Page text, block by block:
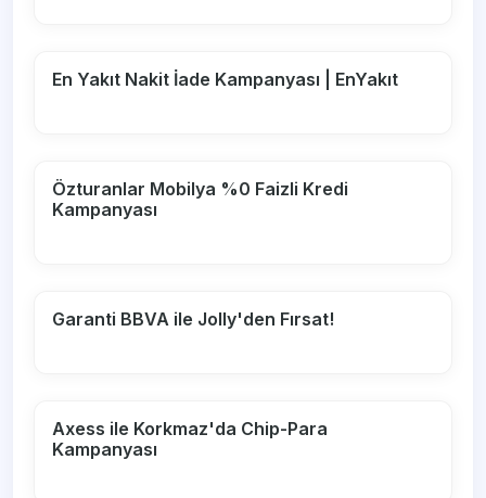
En Yakıt Nakit İade Kampanyası | EnYakıt
Özturanlar Mobilya %0 Faizli Kredi
Kampanyası
Garanti BBVA ile Jolly'den Fırsat!
Axess ile Korkmaz'da Chip-Para
Kampanyası